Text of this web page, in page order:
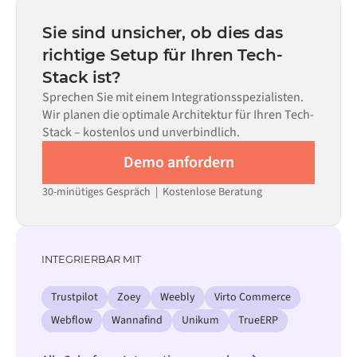
allein nicht ausreicht.
statt Monaten einsatzbereit, abhängig von der
Komplexität des Data Mappings, der Anzahl der
erforderlichen Datenflüsse und Ihrem internen
Prüfprozess. Vorgefertigte Konnektoren für viele
Systeme sind im Alumio Marketplace verfügbar, was die
Einrichtungszeit erheblich verkürzt.
Sie sind unsicher, ob dies das
richtige Setup für Ihren Tech-
Stack ist?
Sprechen Sie mit einem Integrationsspezialisten.
Wir planen die optimale Architektur für Ihren Tech-
Stack – kostenlos und unverbindlich.
Demo anfordern
30-minütiges Gespräch | Kostenlose Beratung
INTEGRIERBAR MIT
Trustpilot Zoey Weebly
Virto Commerce
Webflow
Wannafind Unikum TrueERP